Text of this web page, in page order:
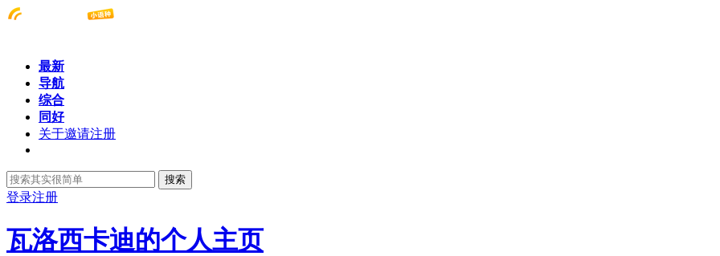
最新
导航
综合
同好
关于邀请注册
搜索
登录注册
瓦洛西卡迪的个人主页